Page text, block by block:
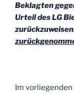
Beklagten
Urteil des LG
Im